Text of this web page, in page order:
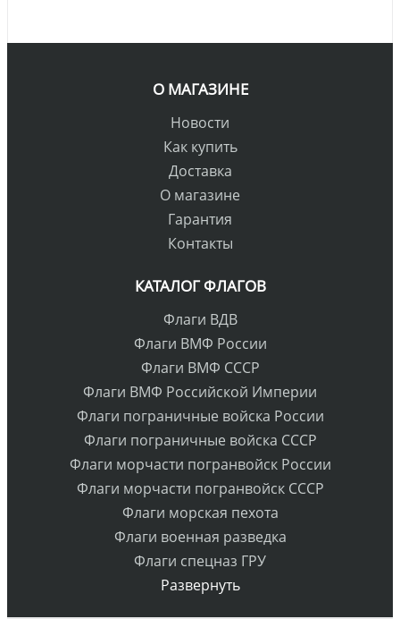
О МАГАЗИНЕ
Новости
Как купить
Доставка
О магазине
Гарантия
Контакты
КАТАЛОГ ФЛАГОВ
Флаги ВДВ
Флаги ВМФ России
Флаги ВМФ СССР
Флаги ВМФ Российской Империи
Флаги пограничные войска России
Флаги пограничные войска СССР
Флаги морчасти погранвойск России
Флаги морчасти погранвойск СССР
Флаги морская пехота
Флаги военная разведка
Флаги спецназ ГРУ
Развернуть